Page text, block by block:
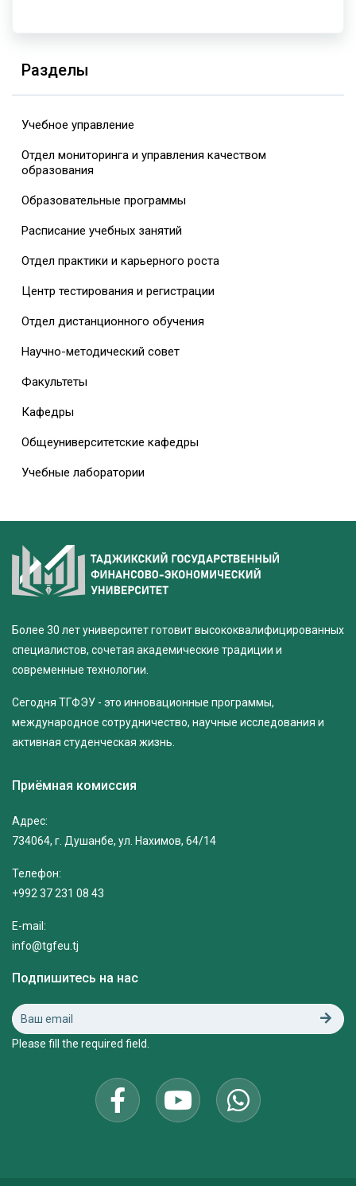
Разделы
Учебное управление
Отдел мониторинга и управления качеством
образования
Образовательные программы
Расписание учебных занятий
Отдел практики и карьерного роста
Центр тестирования и регистрации
Отдел дистанционного обучения
Научно-методический совет
Факультеты
Кафедры
Общеуниверситетские кафедры
Учебные лаборатории
Более 30 лет университет готовит высококвалифицированных
специалистов, сочетая академические традиции и
современные технологии.
Сегодня ТГФЭУ - это инновационные программы,
международное сотрудничество, научные исследования и
активная студенческая жизнь.
Приёмная комиссия
Адрес:
734064, г. Душанбе, ул. Нахимов, 64/14
Телефон:
+992 37 231 08 43
E-mail:
info@tgfeu.tj
Подпишитесь на нас
Please fill the required field.